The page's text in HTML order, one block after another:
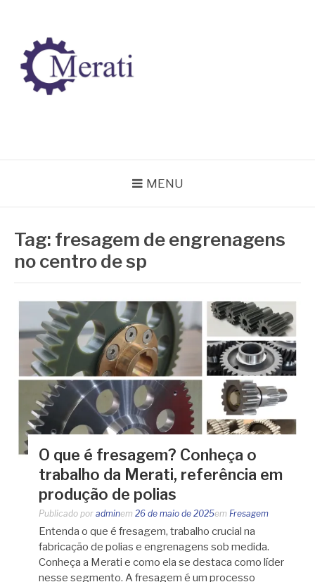
conteúdo
MENU
Tag: fresagem de engrenagens
no centro de sp
O que é fresagem? Conheça o
trabalho da Merati, referência em
produção de polias
Publicado por adminem 26 de maio de 2025em Fresagem
Entenda o que é fresagem, trabalho crucial na
fabricação de polias e engrenagens sob medida.
Conheça a Merati e como ela se destaca como líder
nesse segmento. A fresagem é um processo